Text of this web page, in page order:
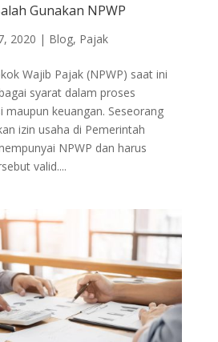
Gunakan NPWP
2020 | Blog, Pajak
Wajib Pajak (NPWP) saat ini
syarat dalam proses
maupun keuangan. Seseorang
izin usaha di Pemerintah
NPWP dan harus
valid....